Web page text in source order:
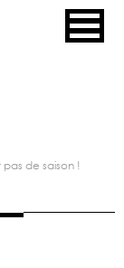
de saison !